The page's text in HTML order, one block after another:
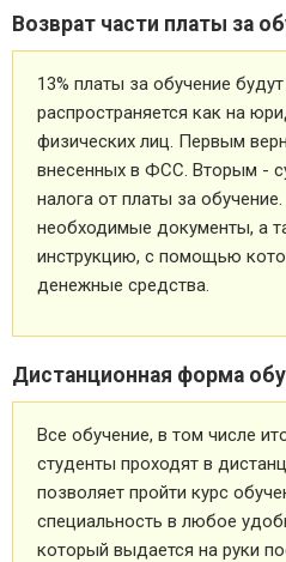
Возврат части платы за
13% платы за обучение
распространяется как на
физических лиц. Первым
внесенных в ФСС. Вторым -
налога от платы за
необходимые документы, а
инструкцию, с помощью
денежные средства.
Дистанционная форма
Все обучение, в том числе
студенты проходят в
позволяет пройти курс
специальность в любое
который выдается на руки